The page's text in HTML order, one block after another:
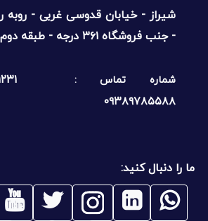
شیراز - خیابان قدوسی غربی - روبه
- جنب فروشگاه ۳۶۱ درجه - طبقه دوم - واحد دو
شماره تماس :
۰۹۳۸۹۷۸۵۵۸۸
ما را دنبال کنید: